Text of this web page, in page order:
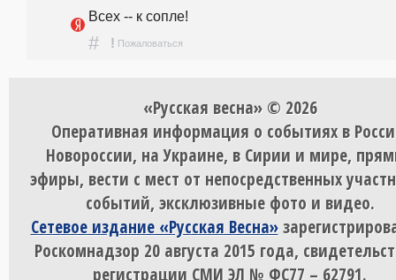
Всех -- к сопле!
# ! Пожаловаться
«Русская весна» © 2026
Оперативная информация о событиях в
Новороссии, на Украине, в Сирии и мире,
эфиры, вести с мест от непосредственных
событий, эксклюзивные фото и видео.
Сетевое издание «Русская Весна»
Роскомнадзор 20 августа 2015 года,
регистрации СМИ ЭЛ № ФС77 – 62791.